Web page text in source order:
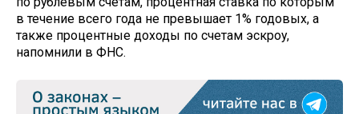
в течение всего года не превышает 1% годовых, а
также процентные доходы по счетам эскроу,
напомнили в ФНС.